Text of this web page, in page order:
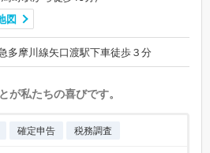
図
多摩川線矢口渡駅下車徒歩３分
が私たちの喜びです。
確定申告 税務調査